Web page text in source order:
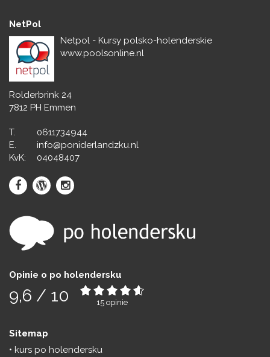
NetPol
Netpol - Kursy polsko-holenderskie
www.poolsonline.nl
Rolderbrink 24
7812 PH Emmen
T.
0611734944
E.
info@poniderlandzku.nl
KvK:
04048407
Opinie o po holendersku
9,6 / 10 15 opinie
Sitemap
kurs po holendersku